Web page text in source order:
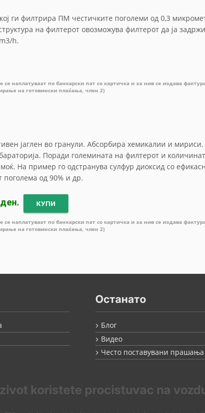
ги филтрира ПМ честичките поголеми од 0,3
на филтерот овозможува филтерот да ја
h.
се наплатуваат по банкарски пат со картичка и за нив се издава
на готовински плаќања, член 2)
јаглен во гранули. Абсорбира хемикалии и
Поради големината на филтерот и
На пример го одстранува сулфур диоксид со
поголема од 90% и др.
КУПИ
се наплатуваат по банкарски пат со картичка и за нив се издава
на готовински плаќања, член 2)
Останато
Блог
Видео
Често поставувани прашања
koristete procistuvac na